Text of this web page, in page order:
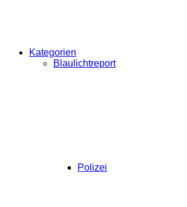
Kategorien
Blaulichtreport
Polizei